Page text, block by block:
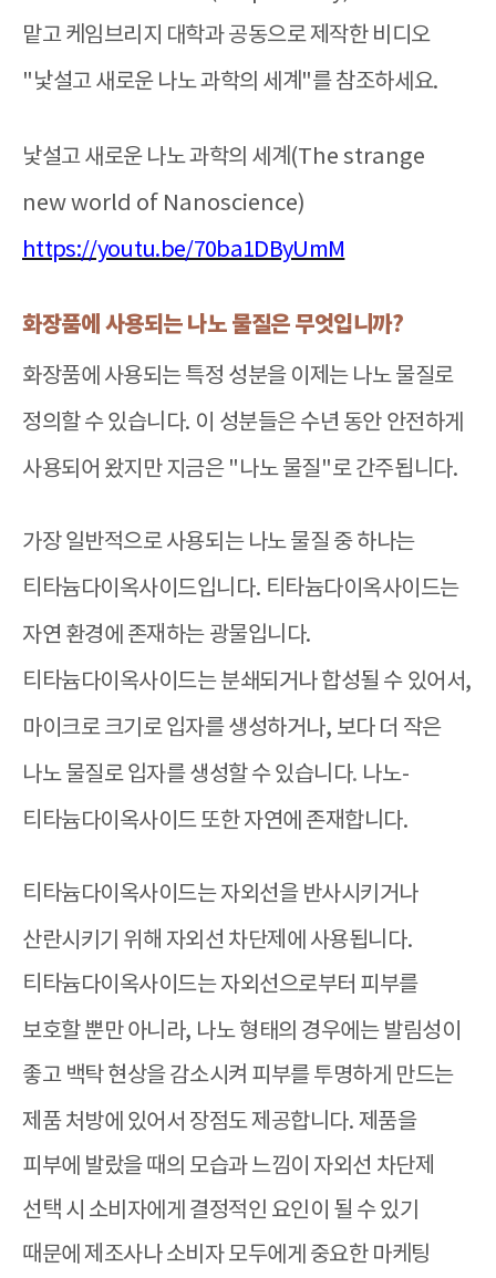
맡고 케임브리지 대학과 공동으로 제작한 비디오
"낯설고 새로운 나노 과학의 세계 "를 참조하세요.
낯설고 새로운 나노 과학의 세계 (The strange
new world of Nanoscience)
https://youtu.be/70ba1DByUmM
화장품에 사용되는 나노 물질은 무엇입니까?
화장품에 사용되는 특정 성분을 이제는 나노 물질로
정의할 수 있습니다. 이 성분들은 수년 동안 안전하게
사용되어 왔지만 지금은 "나노 물질"로 간주됩니다.
가장 일반적으로 사용되는 나노 물질 중 하나는
티타늄다이옥사이드입니다. 티타늄다이옥사이드는
자연 환경에 존재하는 광물입니다.
티타늄다이옥사이드는 분쇄되거나 합성될 수 있어서,
마이크로 크기로 입자를 생성하거나, 보다 더 작은
나노 물질로 입자를 생성할 수 있습니다. 나노-
티타늄다이옥사이드 또한 자연에 존재합니다.
티타늄다이옥사이드는 자외선을 반사시키거나
산란시키기 위해 자외선 차단제에 사용됩니다.
티타늄다이옥사이드는 자외선으로부터 피부를
보호할 뿐만 아니라, 나노 형태의 경우에는 발림성이
좋고 백탁 현상을 감소시켜 피부를 투명하게 만드는
제품 처방에 있어서 장점도 제공합니다. 제품을
피부에 발랐을 때의 모습과 느낌이 자외선 차단제
선택 시 소비자에게 결정적인 요인이 될 수 있기
때문에 제조사나 소비자 모두에게 중요한 마케팅